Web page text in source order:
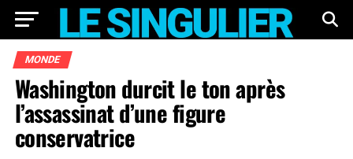
MONDE
Washington durcit le ton après
l’assassinat d’une figure
conservatrice